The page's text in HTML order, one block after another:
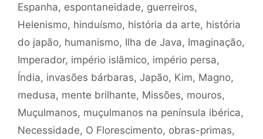
Espanha, espontaneidade, guerreiros,
Helenismo, hinduísmo, história da arte, história
do japão, humanismo, Ilha de Java, Imaginação,
Imperador, império islâmico, império persa,
Índia, invasões bárbaras, Japão, Kim, Magno,
medusa, mente brilhante, Missões, mouros,
Muçulmanos, muçulmanos na península ibérica,
Necessidade, O Florescimento, obras-primas,